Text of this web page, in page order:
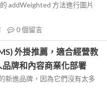
addWeighted 方法進行圖片
0個留言
外掛推薦，適合經營教
牌和內容商業化部署
新進品牌，因為它們沒有太多